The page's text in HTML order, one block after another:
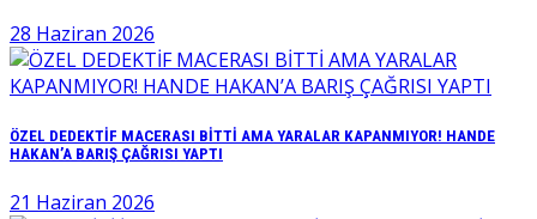
28 Haziran 2026
ÖZEL DEDEKTİF MACERASI BİTTİ AMA YARALAR KAPANMIYOR! HANDE
HAKAN’A BARIŞ ÇAĞRISI YAPTI
21 Haziran 2026